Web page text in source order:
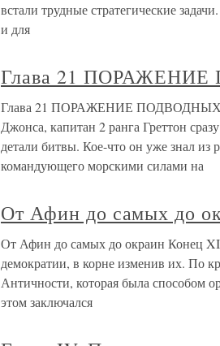
встали трудные стратегические
и для
Глава 21
Глава 21 ПОРАЖЕНИЕ ПОДВОДНЫХ
Джонса, капитан 2 ранга Греттон
детали битвы. Кое-что он уже знал из
командующего морскими силами на
От Афин до самых до
От Афин до самых до окраин Конец
демократии, в корне изменив их. По
Античности, которая была способом
этом заключался